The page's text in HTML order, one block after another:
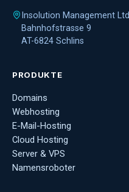
Insolution Management Ltd
Bahnhofstrasse 9
AT-6824 Schlins
PRODUKTE
Domains
Webhosting
E-Mail-Hosting
Cloud Hosting
Server & VPS
Namensroboter